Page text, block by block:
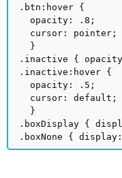
.btn:hover {
opacity: .8;
cursor: pointer;
}
.inactive {
.inactive:hover {
opacity: .5;
cursor: default;
}
.boxDisplay {
.boxNone {